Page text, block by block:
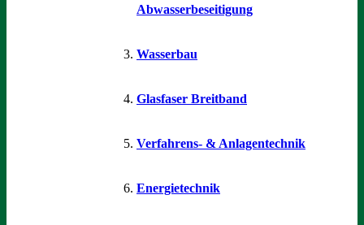
Abwasserbeseitigung
Wasserbau
Glasfaser Breitband
Verfahrens- & Anlagentechnik
Energietechnik